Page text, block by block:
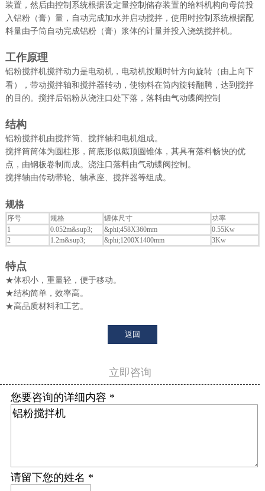
装置，然后由控制系统根据设定量控制储存装置的给料机构向母筒投
入铝粉（膏）量，自动完成加水并启动搅拌，使用时控制系统根据配
料量由子筒自动完成铝粉（膏）浆体的计量并投入浇筑搅拌机。
工作原理
铝粉搅拌机搅拌动力是电动机，电动机按顺时针方向旋转（由上向下
看），带动搅拌轴和搅拌器转动，使物料在筒内旋转翻腾，达到搅拌
的目的。搅拌后铝粉从浇注口处下落，落料由气动蝶阀控制
结构
铝粉搅拌机由搅拌筒、搅拌轴和电机组成。
搅拌筒筒体为圆柱形，筒底形似截顶圆锥体，其具有落料畅快的优
点，由钢板卷制而成。浇注口落料由气动蝶阀控制。
搅拌轴由传动带轮、轴承座、搅拌器等组成。
规格
序号 规格 罐体尺寸
功率
1
0.052m&sup3; &phi;458X360mm
0.55Kw
2
1.2m&sup3; &phi;1200X1400mm 3Kw
特点
★体积小，重量轻，便于移动。
★结构简单，效率高。
★高品质材料和工艺。
返回
立即咨询
您要咨询的详细内容 *
请留下您的姓名 *